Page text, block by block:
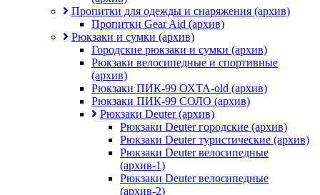
Пропитки для одежды и снаряжения (архив)
Пропитки Gear Aid (архив)
Рюкзаки и сумки (архив)
Городские рюкзаки и сумки (архив)
Рюкзаки велосипедные и спортивные
(архив)
Рюкзаки ПИК-99 ОХТА-old (архив)
Рюкзаки ПИК-99 СОЛО (архив)
Рюкзаки Deuter (архив)
Рюкзаки Deuter городские (архив)
Рюкзаки Deuter туристические (архив)
Рюкзаки Deuter велосипедные
(архив-1)
Рюкзаки Deuter велосипедные
(архив-2)